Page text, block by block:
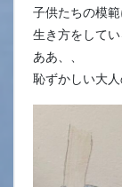
子供たちの模
生き方をして
ああ、、
恥ずかしい大